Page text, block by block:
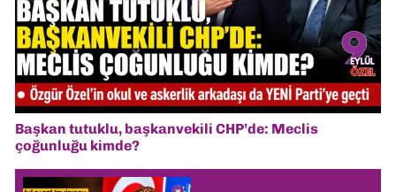
Başkan tutuklu, başkanvekili CHP’de: Meclis
çoğunluğu kimde?